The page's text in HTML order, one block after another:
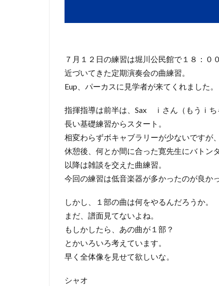
７月１２日の練習は堀川公民館で１８：０
近づいてきた定期演奏会の曲練習。
Eup、パーカスに見学者が来てくれました。
指揮指導は前半は、Sax ｉさん（もうｉ
長い基礎練習からスタート。
相変わらずボキャブラリーが少ないですが
休憩後、何とか間に合った寛先生にバトン
以降は雑談を交えた曲練習。
今回の練習は低音楽器が多かったのが良か
しかし、１部の曲は何をやるんだろうか。
まだ、譜面見てないよね。
もしかしたら、あの曲が１部？
とかいろいろ考えています。
早く全体像を見せて欲しいな。
シャオ